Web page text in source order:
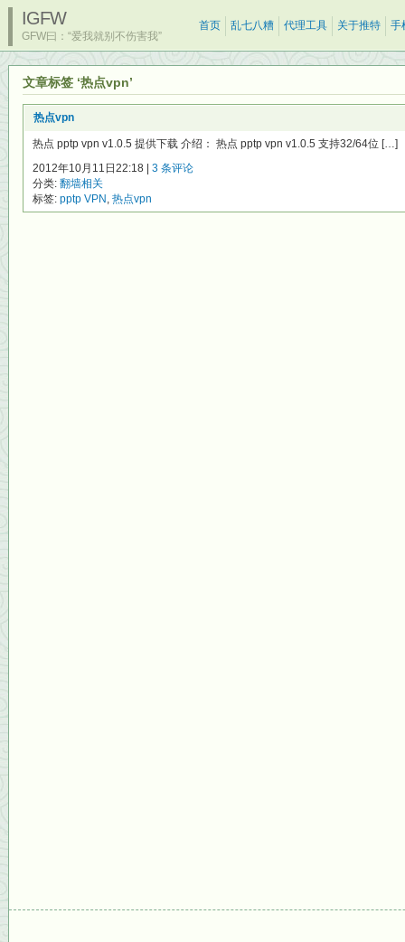
IGFW
GFW曰：“爱我就别不伤害我”
首页 乱七八糟 代理工具 关于推特 手
文章标签 ‘热点vpn’
热点vpn
热点 pptp vpn v1.0.5 提供下载 介绍： 热点 pptp vpn v1.0.5 支持32/64位 […]
2012年10月11日22:18 | 3 条评论
分类: 翻墙相关
标签: pptp VPN , 热点vpn